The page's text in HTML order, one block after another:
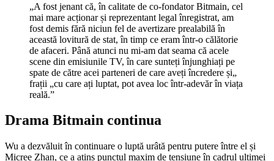
„A fost jenant că, în calitate de co-fondator Bitmain, cel
mai mare acționar și reprezentant legal înregistrat, am
fost demis fără niciun fel de avertizare prealabilă în
această lovitură de stat, în timp ce eram într-o călătorie
de afaceri. Până atunci nu mi-am dat seama că acele
scene din emisiunile TV, în care sunteți înjunghiați pe
spate de către acei parteneri de care aveți încredere și„
frații „cu care ați luptat, pot avea loc într-adevăr în viața
reală.”
Drama Bitmain continua
Wu a dezvăluit în continuare o luptă urâtă pentru putere între el și
Micree Zhan, ce a atins punctul maxim de tensiune în cadrul ultimei